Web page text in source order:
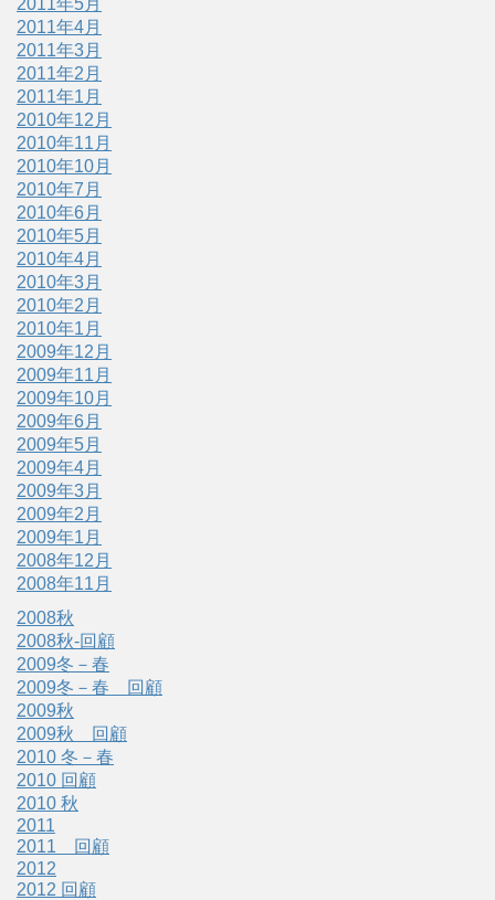
2011年4月
2011年3月
2011年2月
2011年1月
2010年12月
2010年11月
2010年10月
2010年7月
2010年6月
2010年5月
2010年4月
2010年3月
2010年2月
2010年1月
2009年12月
2009年11月
2009年10月
2009年6月
2009年5月
2009年4月
2009年3月
2009年2月
2009年1月
2008年12月
2008年11月
2008秋
2008秋-回顧
2009冬－春
2009冬－春 回顧
2009秋
2009秋 回顧
2010 冬－春
2010 回顧
2010 秋
2011
2011 回顧
2012
2012 回顧